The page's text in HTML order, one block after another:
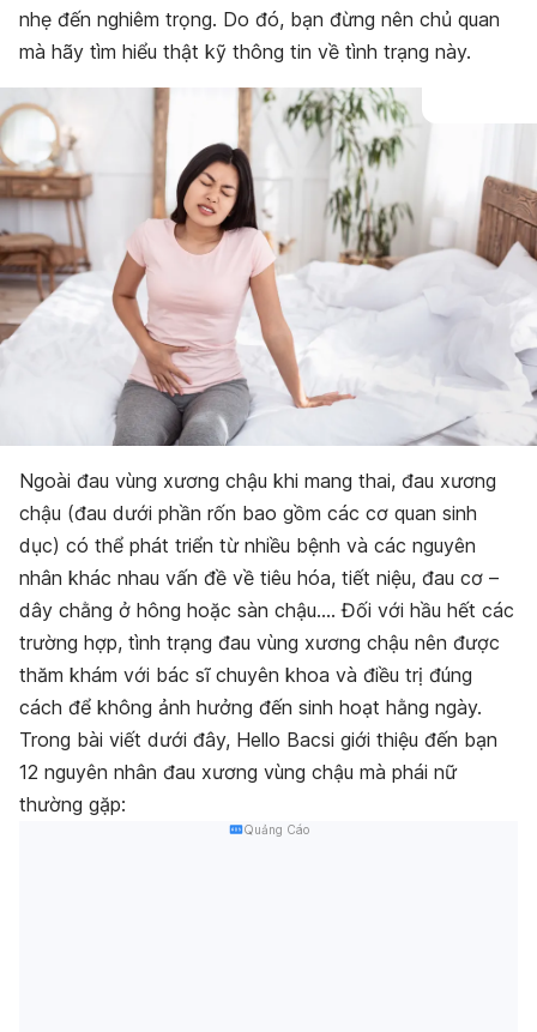
nhẹ đến nghiêm trọng. Do đó, bạn đừng nên chủ quan
mà hãy tìm hiểu thật kỹ thông tin về tình trạng này.
Ngoài đau vùng xương chậu khi mang thai, đau xương
chậu (đau dưới phần rốn bao gồm các cơ quan sinh
dục) có thể phát triển từ nhiều bệnh và các nguyên
nhân khác nhau vấn đề về tiêu hóa, tiết niệu, đau cơ –
dây chằng ở hông hoặc sàn chậu…. Đối với hầu hết các
trường hợp, tình trạng đau vùng xương chậu nên được
thăm khám với bác sĩ chuyên khoa và điều trị đúng
cách để không ảnh hưởng đến sinh hoạt hằng ngày.
Trong bài viết dưới đây, Hello Bacsi giới thiệu đến bạn
12 nguyên nhân đau xương vùng chậu mà phái nữ
thường gặp:
Quảng Cáo